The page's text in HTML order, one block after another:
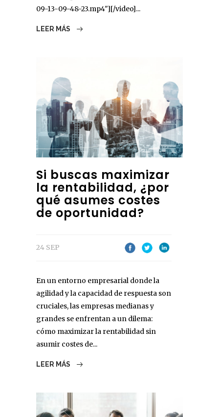
09-13-09-48-23.mp4"][/video]...
LEER MÁS
Si buscas maximizar
la rentabilidad, ¿por
qué asumes costes
de oportunidad?
24 SEP
En un entorno empresarial donde la
agilidad y la capacidad de respuesta son
cruciales, las empresas medianas y
grandes se enfrentan a un dilema:
cómo maximizar la rentabilidad sin
asumir costes de...
LEER MÁS